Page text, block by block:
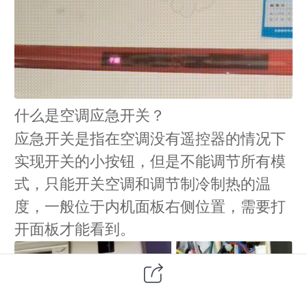
什么是空调应急开关？
应急开关是指在空调没有遥控器的情况下
实现开关的小按钮，但是不能调节所有模
式，只能开关空调和调节制冷制热的温
度，一般位于内机面板右侧位置，需要打
开面板才能看到。